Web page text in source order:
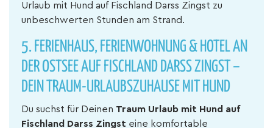
Urlaub mit Hund auf Fischland Darss Zingst zu
unbeschwerten Stunden am Strand.
5. FERIENHAUS, FERIENWOHNUNG & HOTEL AN
DER OSTSEE AUF FISCHLAND DARSS ZINGST –
DEIN TRAUM-URLAUBSZUHAUSE MIT HUND
Du suchst für Deinen Traum Urlaub mit Hund auf
Fischland Darss Zingst eine komfortable